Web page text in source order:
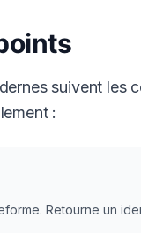
suivent les
:
Retourne un